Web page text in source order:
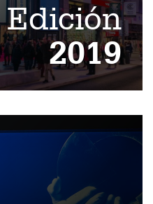
Edición
2019